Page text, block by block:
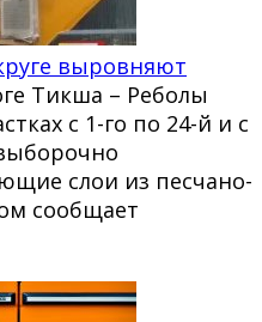
выровняют
Тикша – Реболы
с 1-го по 24-й и с
слои из песчано-
сообщает